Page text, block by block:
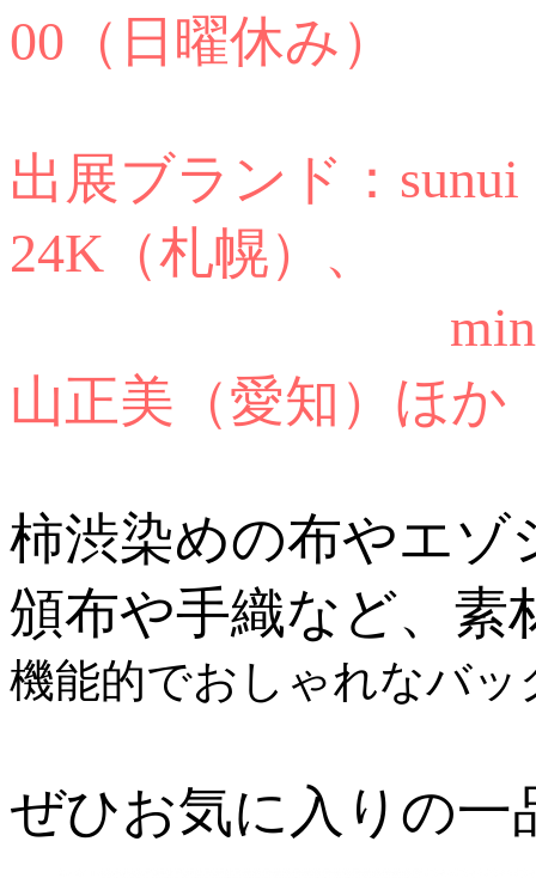
00（日曜休み）
出展ブランド：
24K（札幌）、
mina
山正美（愛知）ほか
柿渋染めの布やエゾ
頒布や手織など、素
機能的でおしゃれなバ
ぜひお気に入りの